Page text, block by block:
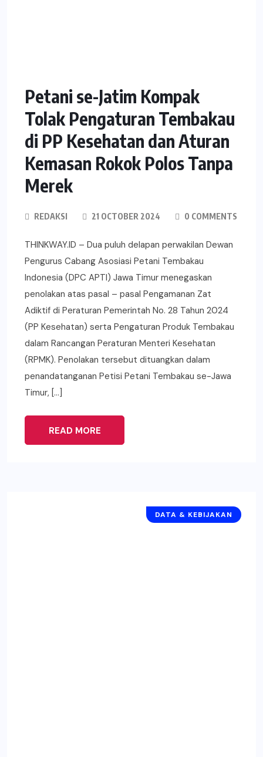
Petani se-Jatim Kompak
Tolak Pengaturan Tembakau
di PP Kesehatan dan Aturan
Kemasan Rokok Polos Tanpa
Merek
REDAKSI 21 OCTOBER 2024 0 COMMENTS
THINKWAY.ID – Dua puluh delapan perwakilan Dewan
Pengurus Cabang Asosiasi Petani Tembakau
Indonesia (DPC APTI) Jawa Timur menegaskan
penolakan atas pasal – pasal Pengamanan Zat
Adiktif di Peraturan Pemerintah No. 28 Tahun 2024
(PP Kesehatan) serta Pengaturan Produk Tembakau
dalam Rancangan Peraturan Menteri Kesehatan
(RPMK). Penolakan tersebut dituangkan dalam
penandatanganan Petisi Petani Tembakau se-Jawa
Timur, […]
READ MORE
DATA & KEBIJAKAN